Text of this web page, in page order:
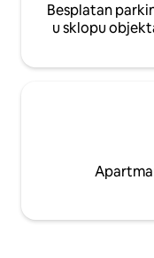
Besplatan
u sklopu